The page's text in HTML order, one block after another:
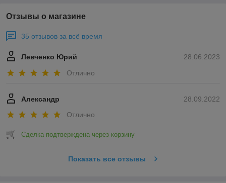
Отзывы о магазине
35 отзывов за всё время
28.06.2023
Левченко Юрий
Отлично
28.09.2022
Александр
Отлично
Сделка подтверждена через корзину
Показать все отзывы